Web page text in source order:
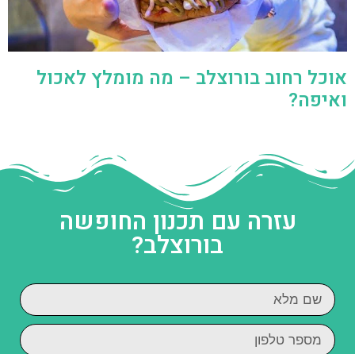
אוכל רחוב בורוצלב – מה מומלץ לאכול
ואיפה?
עזרה עם תכנון החופשה
בורוצלב?